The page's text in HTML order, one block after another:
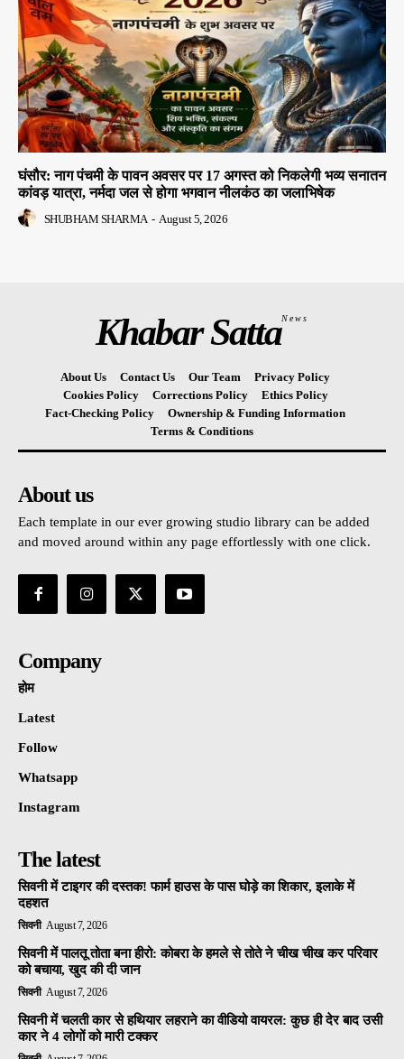
घंसौर: नाग पंचमी के पावन अवसर पर 17 अगस्त को निकलेगी भव्य सनातन
कांवड़ यात्रा, नर्मदा जल से होगा भगवान नीलकंठ का जलाभिषेक
SHUBHAM SHARMA - August 5, 2026
Khabar SattaNews
About Us Contact Us Our Team
Privacy Policy
Cookies Policy
Corrections Policy
Ethics Policy
Fact-Checking Policy
Ownership & Funding Information
Terms & Conditions
About us
Each template in our ever growing studio library can be added
and moved around within any page effortlessly with one click.
Company
होम
Latest
Follow
Whatsapp
Instagram
The latest
सिवनी में टाइगर की दस्तक! फार्म हाउस के पास घोड़े का शिकार, इलाके में
दहशत
सिवनी August 7, 2026
सिवनी में पालतू तोता बना हीरो: कोबरा के हमले से तोते ने चीख चीख कर परिवार
को बचाया, खुद की दी जान
सिवनी August 7, 2026
सिवनी में चलती कार से हथियार लहराने का वीडियो वायरल: कुछ ही देर बाद उसी
कार ने 4 लोगों को मारी टक्कर